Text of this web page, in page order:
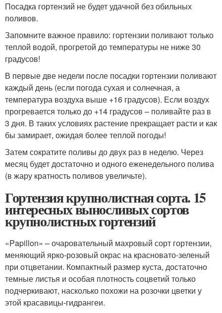
Посадка гортензий не будет удачной без обильных
поливов.
Запомните важное правило: гортензии поливают только
теплой водой, прогретой до температуры не ниже 30
градусов!
В первые две недели после посадки гортензии поливают
каждый день (если погода сухая и солнечная, а
температура воздуха выше +16 градусов). Если воздух
прогревается только до +14 градусов – поливайте раз в
3 дня. В таких условиях растение прекращает расти и как
бы замирает, ожидая более теплой погоды!
Затем сократите поливы до двух раз в неделю. Через
месяц будет достаточно и одного еженедельного полива
(в жару кратность поливов увеличьте).
Гортензия крупнолистная сорта. 15
интересных выносливых сортов
крупнолистных гортензий
«Papillon» – очаровательный махровый сорт гортензии,
меняющий ярко-розовый окрас на красновато-зеленый
при отцветании. Компактный размер куста, достаточно
темные листья и особая плотность соцветий только
подчеркивают, насколько похожи на розочки цветки у
этой красавицы-гидрангеи.